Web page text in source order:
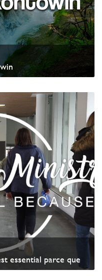
essential parce que